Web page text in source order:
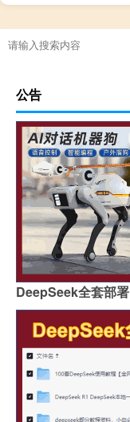
公告
DeepSeek全套部